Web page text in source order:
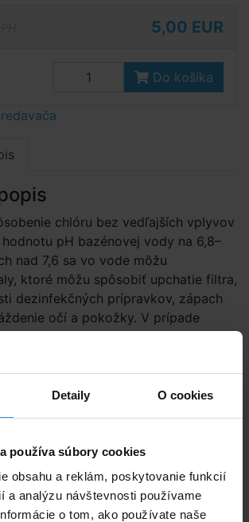
Detaily O cookies
používa súbory cookies
obsahu a reklám, poskytovanie funkcií
a analýzu návštevnosti používame
o tom, ako používate naše
5,00 EUR
Do košíka
chlóru bez vedľajších vplyvov
pH bazénovej vody na 6,8–
nad 7,6 sa vo vode môžu
ktoré môžu spôsobiť upchatie filtra,
dezinfekčných prípravkov, zápach
očí a pokožky. V prípade
pH o 0,2 sa dávkuje 17 g/m3
do bazéna pri zapnutom filtračnom
hodnotu pH. Kontrola pH sa musí
1× týždenne pomocou